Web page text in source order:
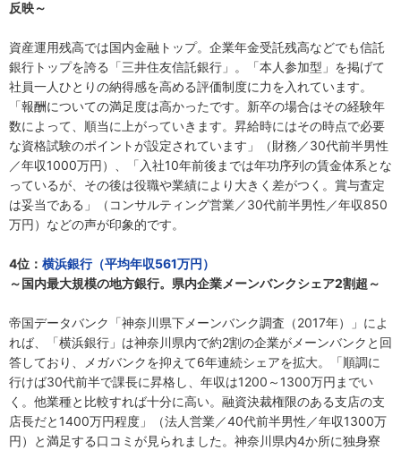
反映～
資産運用残高では国内金融トップ。企業年金受託残高などでも信託
銀行トップを誇る「三井住友信託銀行」。「本人参加型」を掲げて
社員一人ひとりの納得感を高める評価制度に力を入れています。
「報酬についての満足度は高かったです。新卒の場合はその経験年
数によって、順当に上がっていきます。昇給時にはその時点で必要
な資格試験のポイントが設定されています」（財務／30代前半男性
／年収1000万円）、「入社10年前後までは年功序列の賃金体系とな
っているが、その後は役職や業績により大きく差がつく。賞与査定
は妥当である」（コンサルティング営業／30代前半男性／年収850
万円）などの声が印象的です。
4位： 横浜銀行（平均年収561万円）
～国内最大規模の地方銀行。県内企業メーンバンクシェア2割超～
帝国データバンク「神奈川県下メーンバンク調査（2017年）」によ
れば、「横浜銀行」は神奈川県内で約2割の企業がメーンバンクと回
答しており、メガバンクを抑えて6年連続シェアを拡大。「順調に
行けば30代前半で課長に昇格し、年収は1200～1300万円までい
く。他業種と比較すれば十分に高い。融資決裁権限のある支店の支
店長だと1400万円程度」（法人営業／40代前半男性／年収1300万
円）と満足する口コミが見られました。神奈川県内4か所に独身寮